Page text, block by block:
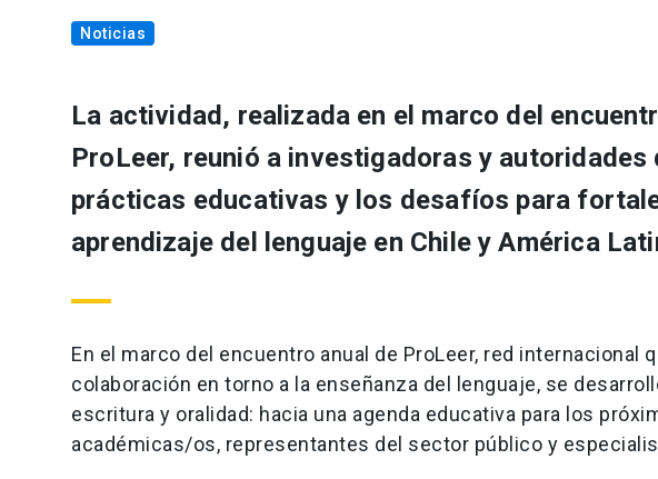
Noticias
La actividad, realizada en el marco del
ProLeer, reunió a investigadoras y
prácticas educativas y los desafíos para
aprendizaje del lenguaje en Chile y América
En el marco del encuentro anual de ProLeer, red internacional
colaboración en torno a la enseñanza del lenguaje, se
escritura y oralidad: hacia una agenda educativa para los
académicas/os, representantes del sector público y